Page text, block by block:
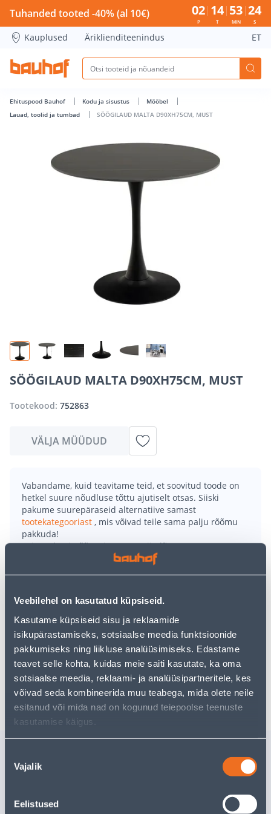
Veebilehel on kasutatud küpsiseid.
Kasutame küpsiseid sisu ja reklaamide
isikupärastamiseks, sotsiaalse meedia funktsioonide
pakkumiseks ning liikluse analüüsimiseks. Edastame
teavet selle kohta, kuidas meie saiti kasutate, ka oma
sotsiaalse meedia, reklaami- ja analüüsipartneritele, kes
võivad seda kombineerida muu teabega, mida olete neile
esitanud või mida nad on kogunud teiepoolse teenuste
kasutamise käigus.
valik
Vajalik
Eelistused
SÖÖGILAUD MALTA D90XH75CM, MUST - Bauhof has loaded
Tuhanded tooted -40% (al 10€) 02
P
14
T
53
MIN
23
S
Kauplused Äriklienditeenindus ET
Ehituspood Bauhof Kodu ja sisustus
Mööbel
Lauad, toolid ja tumbad
SÖÖGILAUD MALTA D90XH75CM, MUST
SÖÖGILAUD MALTA D90XH75CM, MUST
Tootekood: 752863
VÄLJA MÜÜDUD
Vabandame, kuid teavitame teid, et soovitud toode on
hetkel suure nõudluse tõttu ajutiselt otsas. Siiski
pakume suurepäraseid alternatiive samast
tootekategooriast , mis võivad teile sama palju rõõmu
pakkuda!
Teie ostlemisrõõm ei pea aga siin lõppema - oma
uurimistööd saate jätkata, naastes
• 14-päevane tagastusõigus.
• HANKIJA LAOST TELLITAV TOODE
Tarne pole võimalik
Tarne pole